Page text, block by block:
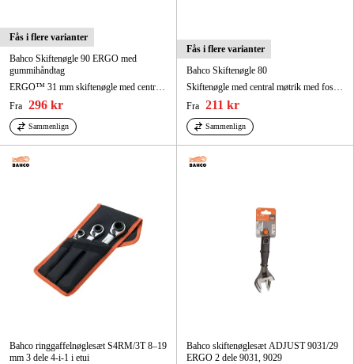
Fås i flere varianter
Bahco Skiftenøgle 90 ERGO med
gummihåndtag
Fra 296 kr
Sammenlign
Fås i flere varianter
Bahco Skiftenøgle 80
Fra 211 kr
Sammenlign
Bahco ringgaffelnøglesæt S4RM/3T 8–19
mm 3 dele 4-i-1 i etui
Bahco skiftenøglesæt ADJUST 9031/29
ERGO 2 dele 9031, 9029